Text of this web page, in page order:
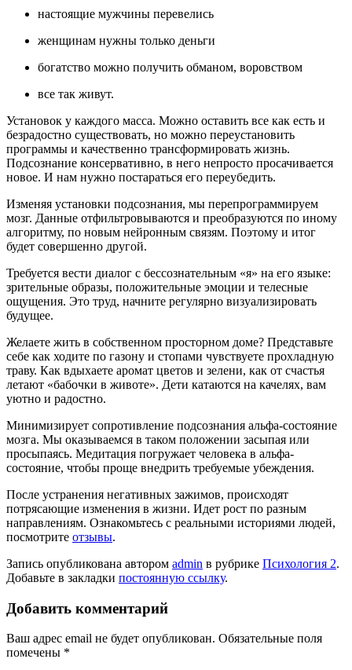
настоящие мужчины перевелись
женщинам нужны только деньги
богатство можно получить обманом, воровством
все так живут.
Установок у каждого масса. Можно оставить все как есть и
безрадостно существовать, но можно переустановить
программы и качественно трансформировать жизнь.
Подсознание консервативно, в него непросто просачивается
новое. И нам нужно постараться его переубедить.
Изменяя установки подсознания, мы перепрограммируем
мозг. Данные отфильтровываются и преобразуются по иному
алгоритму, по новым нейронным связям. Поэтому и итог
будет совершенно другой.
Требуется вести диалог с бессознательным «я» на его языке:
зрительные образы, положительные эмоции и телесные
ощущения. Это труд, начните регулярно визуализировать
будущее.
Желаете жить в собственном просторном доме? Представьте
себе как ходите по газону и стопами чувствуете прохладную
траву. Как вдыхаете аромат цветов и зелени, как от счастья
летают «бабочки в животе». Дети катаются на качелях, вам
уютно и радостно.
Минимизирует сопротивление подсознания альфа-состояние
мозга. Мы оказываемся в таком положении засыпая или
просыпаясь. Медитация погружает человека в альфа-
состояние, чтобы проще внедрить требуемые убеждения.
После устранения негативных зажимов, происходят
потрясающие изменения в жизни. Идет рост по разным
направлениям. Ознакомьтесь с реальными историями людей,
посмотрите отзывы.
Запись опубликована автором admin в рубрике Психология 2.
Добавьте в закладки постоянную ссылку.
Добавить комментарий
Ваш адрес email не будет опубликован. Обязательные поля
помечены *